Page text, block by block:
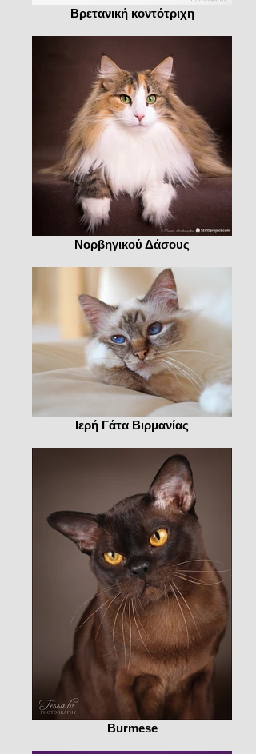
Βρετανική κοντότριχη
Νορβηγικού Δάσους
Ιερή Γάτα Βιρμανίας
Burmese